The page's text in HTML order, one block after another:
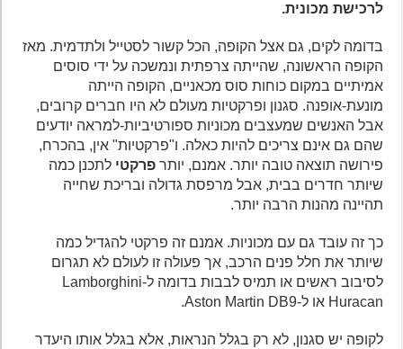
לרכישת מכונית.
בדומה לקים, גם אצל הקופה, הכל קשור לסטייל ולתדמית. מאז
הקופה הראשונה, שהייתה צרפתית ונמשכה על ידי סוסים
אמיתיים במקום כוחות סוס מכאניים, הקופה הייתה
מונעת-אופנה. סגנון ופרקטיות מעולם לא היו חברים קרובים,
אבל האנשים שמעצבים מכוניות ספורטיביות-למראה יודעים
שהם גם אינם צריכים להיות כאלה. ו"פרקטיות" אין, בהכרח,
פירושה תוצאה טובה יותר. אמנם, יותרפרקטילתכנן כמה
שיותר חדרים בבית, אבל מרפסת גדולה ובריכת שחייה
תהיינה מהנות הרבה יותר.
כך זה עובד גם עם מכוניות. אמנם זה פרקטי להגדיל כמה
שיותר את חלל פנים הרכב, אך פעולה זו לעולם לא תגרום
לסיבוב ראשים או תמיס לבבות בדומה ל-Lamborghini
Huracan או ל-Aston Martin DB9.
לקופה יש סגנון, לא רק בגלל הנראות, אלא בגלל אותו היעדר